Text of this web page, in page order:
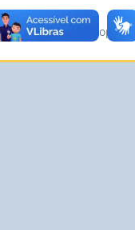
Voltar para o topo